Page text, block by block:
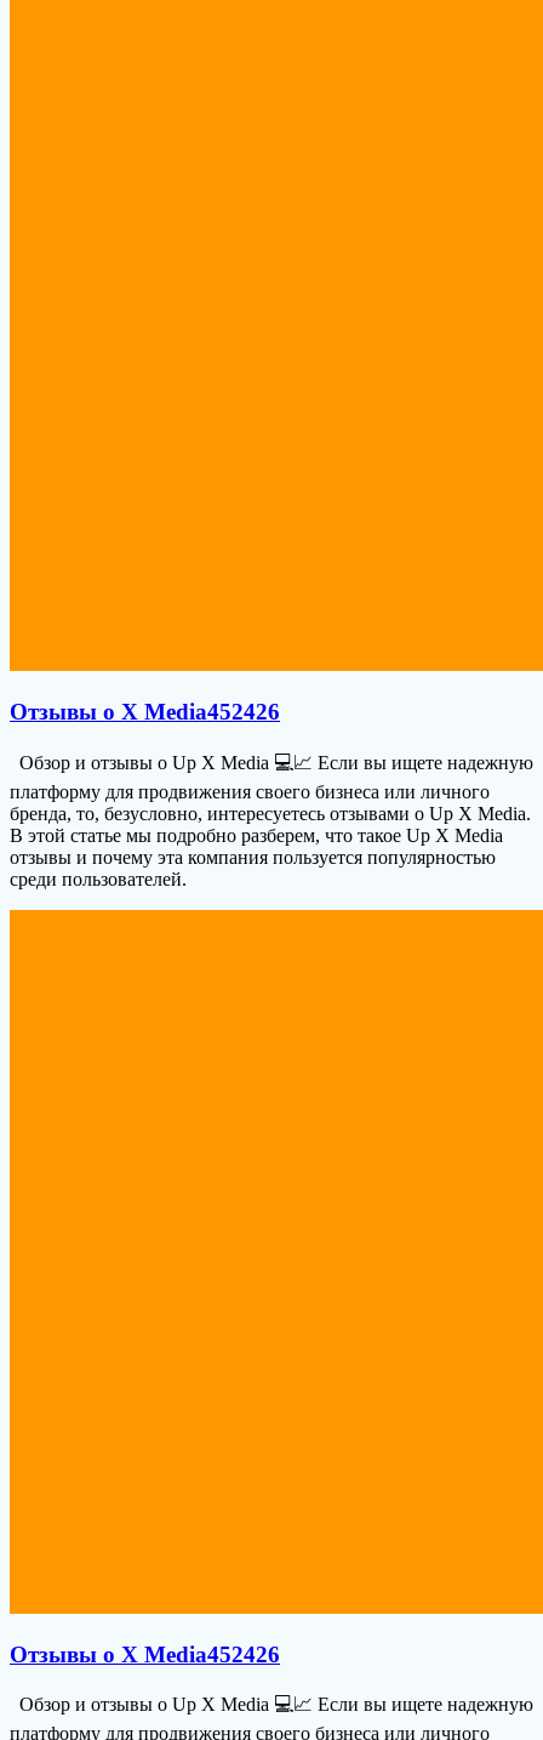
Отзывы о X Media452426
Обзор и отзывы о Up X Media 💻📈 Если вы ищете надежную
платформу для продвижения своего бизнеса или личного
бренда, то, безусловно, интересуетесь отзывами о Up X Media.
В этой статье мы подробно разберем, что такое Up X Media
отзывы и почему эта компания пользуется популярностью
среди пользователей.
Отзывы о X Media452426
Обзор и отзывы о Up X Media 💻📈 Если вы ищете надежную
платформу для продвижения своего бизнеса или личного